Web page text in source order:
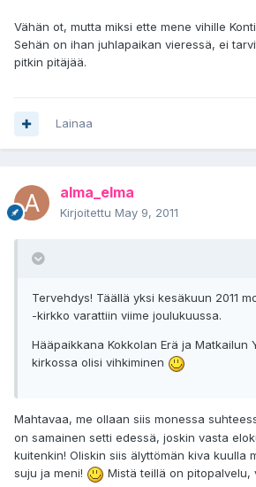
Vähän ot, mutta miksi ette mene vihille
Sehän on ihan juhlapaikan vieressä, ei
pitkin pitäjää.
Lainaa
alma_elma
Kirjoitettu May 9, 2011
Tervehdys! Täällä yksi kesäkuun 2011
-kirkko varattiin viime joulukuussa.
Hääpaikkana Kokkolan Erä ja Matkailun
kirkossa olisi vihkiminen
Mahtavaa, me ollaan siis monessa
on samainen setti edessä, joskin vasta
kuitenkin! Oliskin siis älyttömän kiva kuulla
suju ja meni!
Mistä teillä on pitopalvelu,